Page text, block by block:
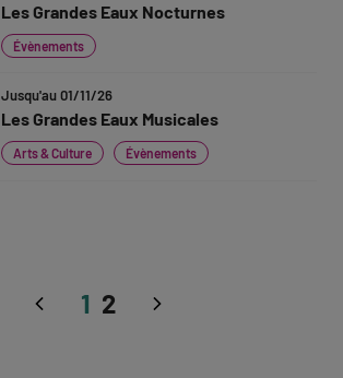
Les Grandes Eaux Nocturnes
Évènements
Jusqu'au 01/11/26
Les Grandes Eaux Musicales
Arts & Culture Évènements
Précédent
1 2 Suivant